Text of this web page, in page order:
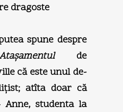
dragoste
spune despre
de
că este unul de-
atîta doar că
Anne, studenta la